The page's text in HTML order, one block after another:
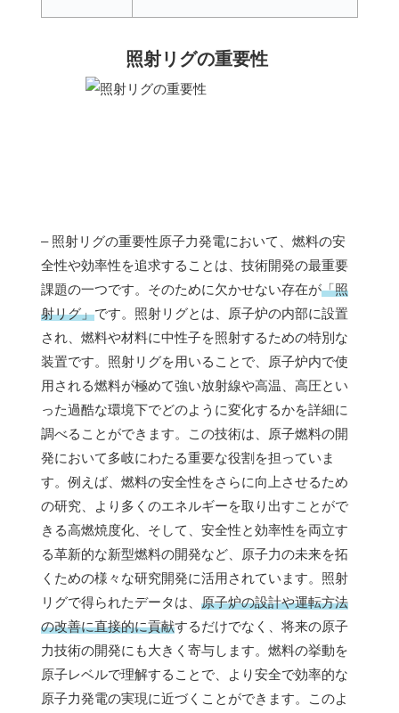
照射リグの重要性
– 照射リグの重要性原子力発電において、燃料の安
全性や効率性を追求することは、技術開発の最重要
課題の一つです。そのために欠かせない存在が「照
射リグ」です。照射リグとは、原子炉の内部に設置
され、燃料や材料に中性子を照射するための特別な
装置です。照射リグを用いることで、原子炉内で使
用される燃料が極めて強い放射線や高温、高圧とい
った過酷な環境下でどのように変化するかを詳細に
調べることができます。この技術は、原子燃料の開
発において多岐にわたる重要な役割を担っていま
す。例えば、燃料の安全性をさらに向上させるため
の研究、より多くのエネルギーを取り出すことがで
きる高燃焼度化、そして、安全性と効率性を両立す
る革新的な新型燃料の開発など、原子力の未来を拓
くための様々な研究開発に活用されています。照射
リグで得られたデータは、 原子炉の設計や運転方法
の改善に直接的に貢献するだけでなく、将来の原子
力技術の開発にも大きく寄与します。燃料の挙動を
原子レベルで理解することで、より安全で効率的な
原子力発電の実現に近づくことができます。このよ